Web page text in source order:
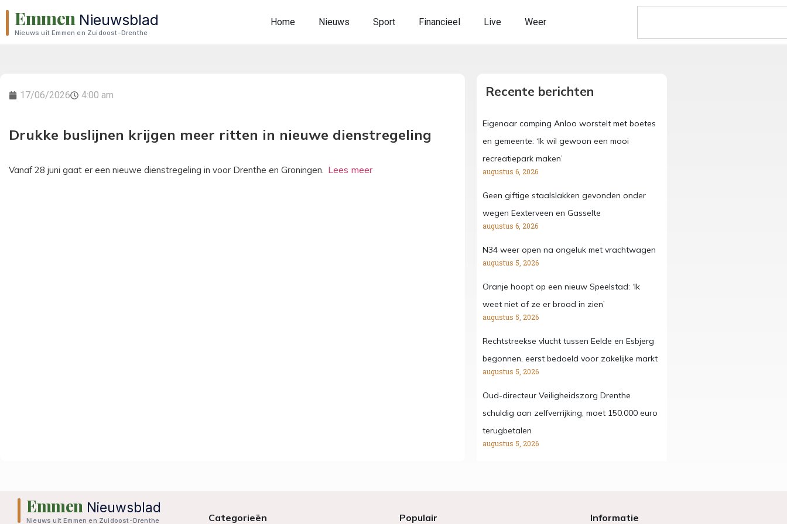
Emmen Nieuwsblad
Nieuws uit Emmen en Zuidoost-Drenthe
Home Nieuws Sport Financieel Live Weer
17/06/2026 4:00 am
Drukke buslijnen krijgen meer ritten in nieuwe dienstregeling
Vanaf 28 juni gaat er een nieuwe dienstregeling in voor Drenthe en Groningen.
Recente berichten
Eigenaar camping Anloo worstelt met boetes
en gemeente: ‘Ik wil gewoon een mooi
recreatiepark maken’
augustus 6, 2026
Geen giftige staalslakken gevonden onder
wegen Eexterveen en Gasselte
augustus 6, 2026
N34 weer open na ongeluk met vrachtwagen
augustus 5, 2026
Oranje hoopt op een nieuw Speelstad: ‘Ik
weet niet of ze er brood in zien’
augustus 5, 2026
Rechtstreekse vlucht tussen Eelde en Esbjerg
begonnen, eerst bedoeld voor zakelijke markt
augustus 5, 2026
Oud-directeur Veiligheidszorg Drenthe
schuldig aan zelfverrijking, moet 150.000 euro
terugbetalen
augustus 5, 2026
Emmen Nieuwsblad
Nieuws uit Emmen en Zuidoost-Drenthe Categorieën Populair Informatie